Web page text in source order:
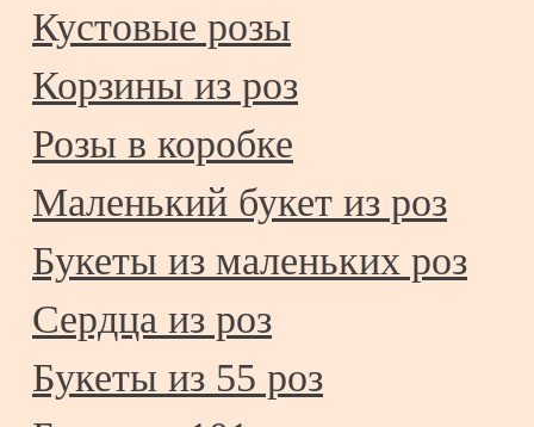
Кустовые розы
Корзины из роз
Розы в коробке
Маленький букет из роз
Букеты из маленьких роз
Сердца из роз
Букеты из 55 роз